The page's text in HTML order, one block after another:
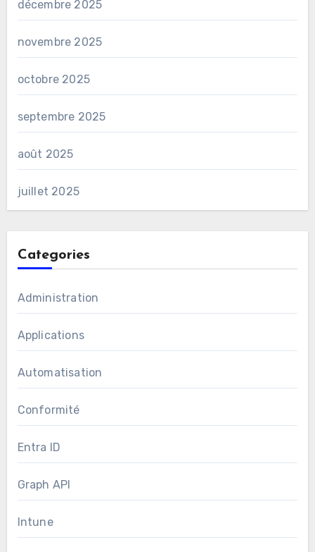
décembre 2025
novembre 2025
octobre 2025
septembre 2025
août 2025
juillet 2025
Categories
Administration
Applications
Automatisation
Conformité
Entra ID
Graph API
Intune